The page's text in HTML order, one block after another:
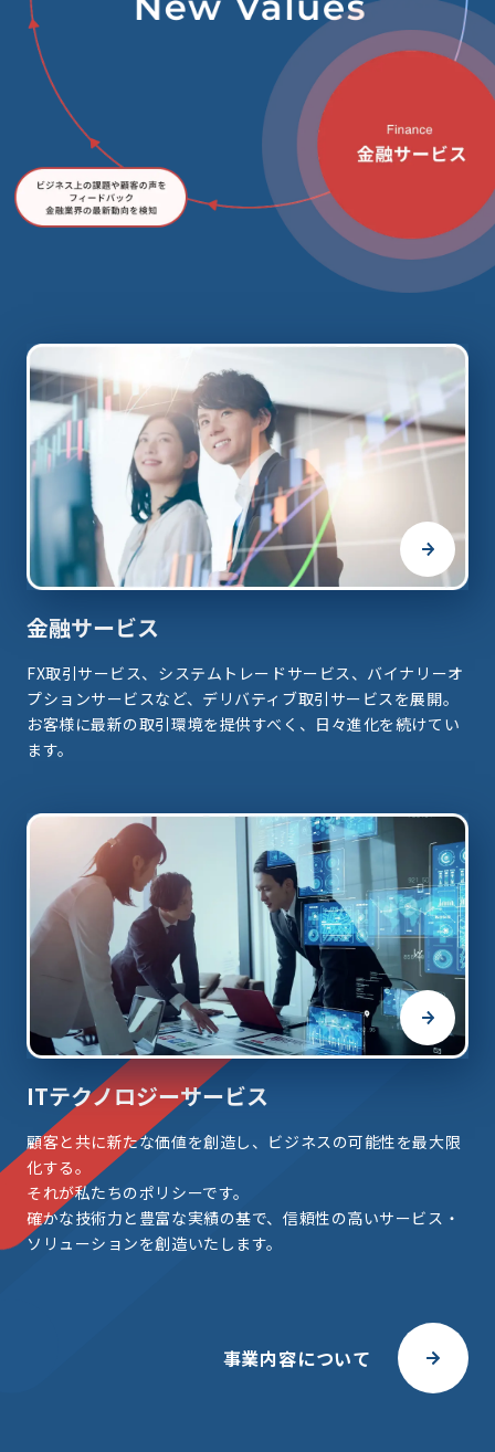
金融サービス
FX取引サービス、システムトレードサービス、バイナリーオ
プションサービスなど、デリバティブ取引サービスを展開。
お客様に最新の取引環境を提供すべく、日々進化を続けてい
ます。
ITテクノロジーサービス
顧客と共に新たな価値を創造し、ビジネスの可能性を最大限
化する。
それが私たちのポリシーです。
確かな技術力と豊富な実績の基で、信頼性の高いサービス・
ソリューションを創造いたします。
事業内容について